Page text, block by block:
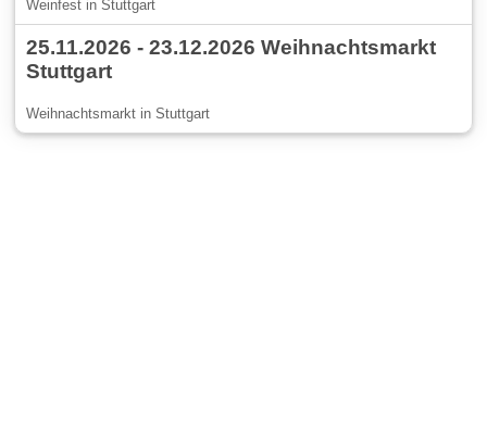
Weinfest in Stuttgart
25.11.2026 - 23.12.2026 Weihnachtsmarkt
Stuttgart
Weihnachtsmarkt in Stuttgart